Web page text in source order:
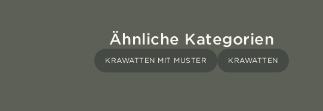
Ähnliche Kategorien
KRAWATTEN MIT MUSTER KRAWATTEN